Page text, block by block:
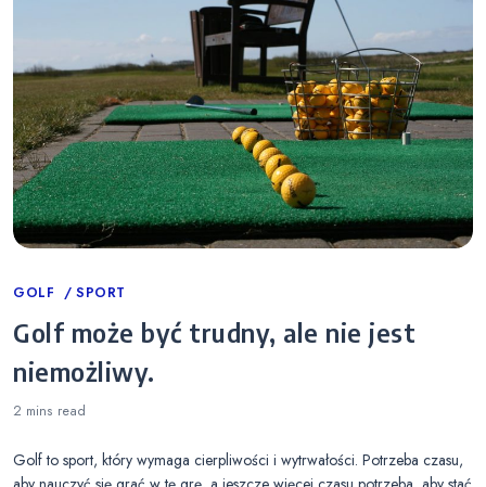
Categories
GOLF SPORT
Golf może być trudny, ale nie jest
niemożliwy.
2 mins read
Golf to sport, który wymaga cierpliwości i wytrwałości. Potrzeba czasu,